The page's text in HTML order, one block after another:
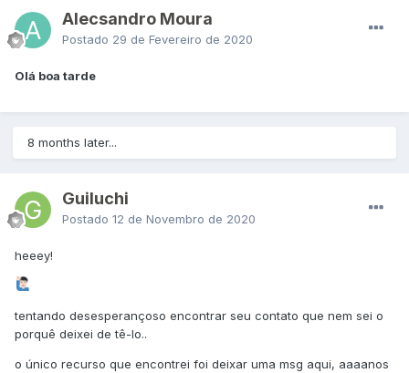
Alecsandro Moura
Postado 29 de Fevereiro de 2020
Olá boa tarde
8 months later...
Guiluchi
Postado 12 de Novembro de 2020
heeey!
tentando desesperançoso encontrar seu contato que nem sei o
porquê deixei de tê-lo..
o único recurso que encontrei foi deixar uma msg aqui, aaaanos